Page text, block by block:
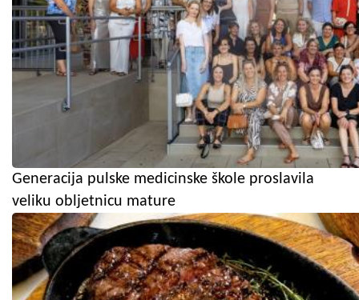
Generacija pulske medicinske škole proslavila
veliku obljetnicu mature